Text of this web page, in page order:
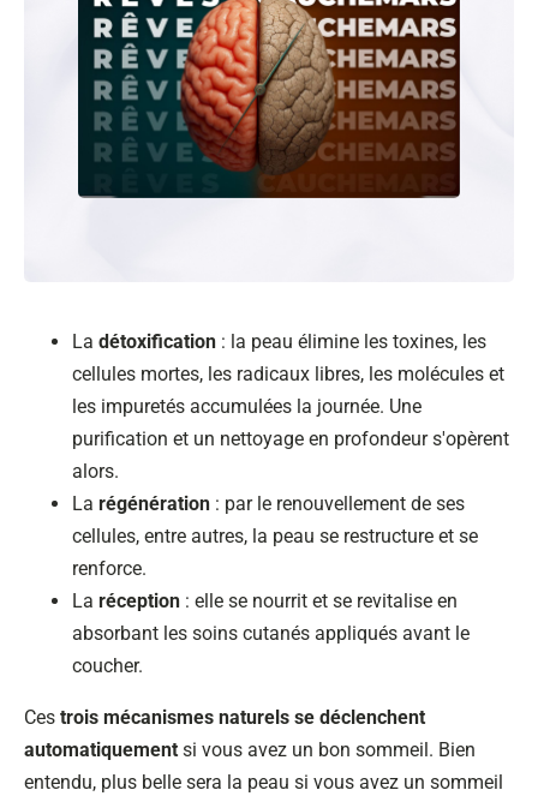
La détoxification : la peau élimine les toxines, les
cellules mortes, les radicaux libres, les molécules et
les impuretés accumulées la journée. Une
purification et un nettoyage en profondeur s'opèrent
alors.
La régénération : par le renouvellement de ses
cellules, entre autres, la peau se restructure et se
renforce.
La réception : elle se nourrit et se revitalise en
absorbant les soins cutanés appliqués avant le
coucher.
Ces trois mécanismes naturels se déclenchent
automatiquement si vous avez un bon sommeil. Bien
entendu, plus belle sera la peau si vous avez un sommeil